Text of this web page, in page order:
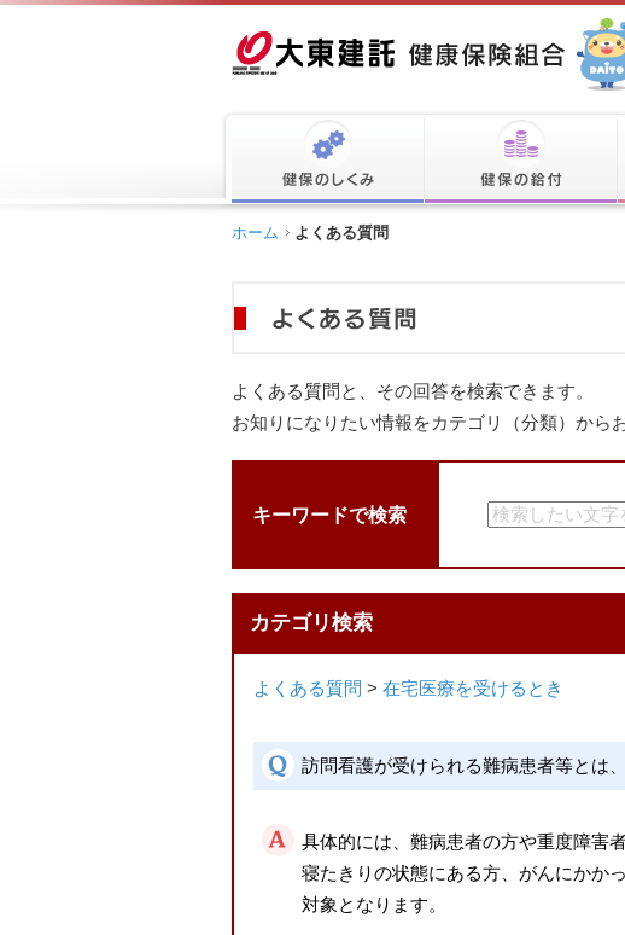
ホーム よくある質問
よくある質問と、その回答を検索できます。
お知りになりたい情報をカテゴリ（分類）から
キーワードで検索
カテゴリ検索
よくある質問 > 在宅医療を受けるとき
訪問看護が受けられる難病患者等とは
具体的には、難病患者の方や重度障害
寝たきりの状態にある方、がんにかか
対象となります。